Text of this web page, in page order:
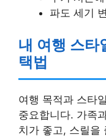
파도 세기
내 여행 스타
택법
여행 목적과 스타
중요합니다. 가족
치가 좋고, 스릴을